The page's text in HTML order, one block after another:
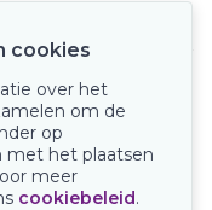
cookies
over het
om de
op
met het plaatsen
meer
cookiebeleid.